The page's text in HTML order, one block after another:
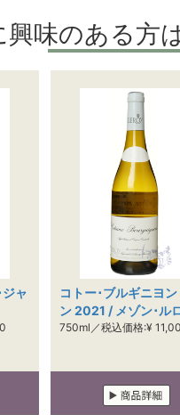
興味のある方
ャ
コトー･ブルギニヨン
ン 2021 / メゾン･ル
750ml／税込価格:¥